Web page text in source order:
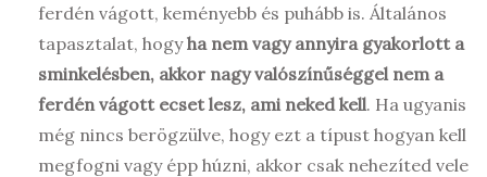
ferdén vágott, keményebb és puhább is. Általános
tapasztalat, hogyha nem vagy annyira gyakorlott a
sminkelésben, akkor nagy valószínűséggel nem a
ferdén vágott ecset lesz, ami neked kell. Ha ugyanis
még nincs berögzülve, hogy ezt a típust hogyan kell
megfogni vagy épp húzni, akkor csak nehezíted vele